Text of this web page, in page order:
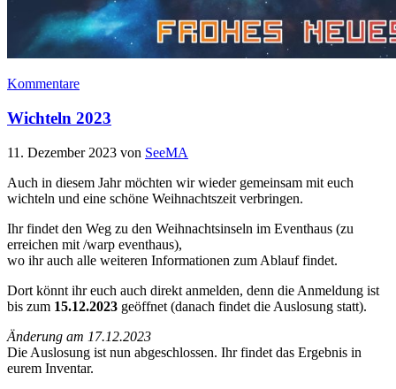
Kommentare
Wichteln 2023
11. Dezember 2023 von SeeMA
Auch in diesem Jahr möchten wir wieder gemeinsam mit euch
wichteln und eine schöne Weihnachtszeit verbringen.
Ihr findet den Weg zu den Weihnachtsinseln im Eventhaus (zu
erreichen mit /warp eventhaus),
wo ihr auch alle weiteren Informationen zum Ablauf findet.
Dort könnt ihr euch auch direkt anmelden, denn die Anmeldung ist
bis zum 15.12.2023 geöffnet (danach findet die Auslosung statt).
Änderung am 17.12.2023
Die Auslosung ist nun abgeschlossen. Ihr findet das Ergebnis in
eurem Inventar.